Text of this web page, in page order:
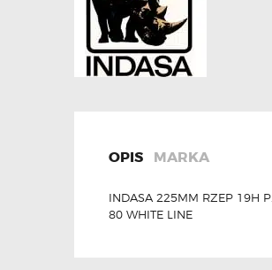
OPIS MARKA
INDASA 225MM RZEP 19H P.
80 WHITE LINE